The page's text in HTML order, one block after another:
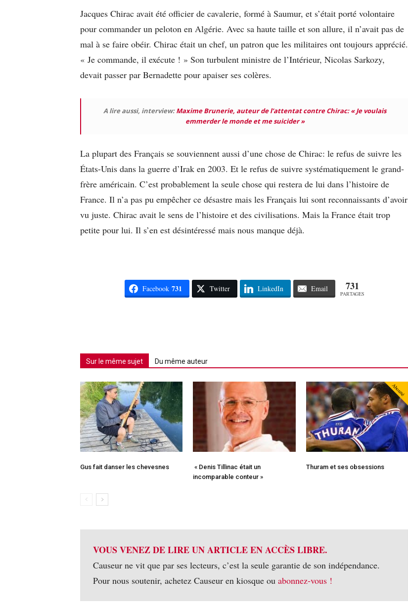
Jacques Chirac avait été officier de cavalerie, formé à Saumur, et s’était porté volontaire
pour commander un peloton en Algérie. Avec sa haute taille et son allure, il n’avait pas de
mal à se faire obéir. Chirac était un chef, un patron que les militaires ont toujours apprécié.
« Je commande, il exécute ! » Son turbulent ministre de l’Intérieur, Nicolas Sarkozy,
devait passer par Bernadette pour apaiser ses colères.
A lire aussi, interview:Maxime Brunerie, auteur de l’attentat contre Chirac: « Je voulais
emmerder le monde et me suicider »
La plupart des Français se souviennent aussi d’une chose de Chirac: le refus de suivre les
États-Unis dans la guerre d’Irak en 2003. Et le refus de suivre systématiquement le grand-
frère américain. C’est probablement la seule chose qui restera de lui dans l’histoire de
France. Il n’a pas pu empêcher ce désastre mais les Français lui sont reconnaissants d’avoir
vu juste. Chirac avait le sens de l’histoire et des civilisations. Mais la France était trop
petite pour lui. Il s’en est désintéressé mais nous manque déjà.
Facebook 731 Twitter LinkedIn Email 731
PARTAGES
Sur le même sujet Du même auteur
Gus fait danser les chevesnes
« Denis Tillinac était un
incomparable conteur »
Abonné
Thuram et ses obsessions
VOUS VENEZ DE LIRE UN ARTICLE EN ACCÈS LIBRE.
Causeur ne vit que par ses lecteurs, c’est la seule garantie de son indépendance.
Pour nous soutenir, achetez Causeur en kiosque ou abonnez-vous !